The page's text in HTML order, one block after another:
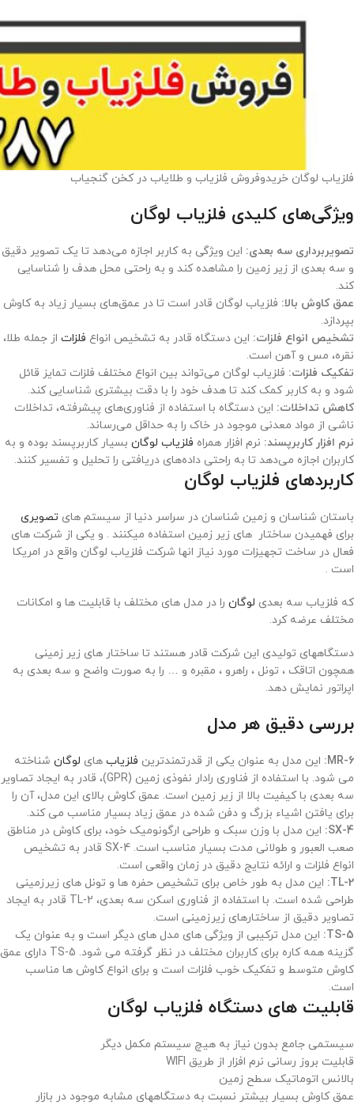
فلزیاب لوگان خریدوفروش فلزیاب و طلایاب در کخن گنجیاب
ویژگی‌های کلیدی فلزیاب لوگان
تصویربرداری سه بعدی: این ویژگی به کاربر اجازه می‌دهد تا یک تصویر دقیق
و سه بعدی از زیر زمین را مشاهده کند و به راحتی محل هدف را شناسایی
کند.
عمق کاوش بالا: فلزیاب لوگان قادر است تا در عمق‌های بسیار زیاد به کاوش
بپردازد.
تشخیص انواع فلزات: این دستگاه قادر به تشخیص انواع فلزات از جمله طلا،
نقره، مس و آهن است.
تفکیک فلزات: فلزیاب لوگان می‌تواند بین انواع مختلف فلزات تمایز قائل
شود و به کاربر کمک کند تا هدف خود را با دقت بیشتری شناسایی کند.
کاهش تداخلات: این دستگاه با استفاده از فناوری‌های پیشرفته، تداخلات
ناشی از مواد معدنی موجود در خاک را به حداقل می‌رساند.
نرم افزار کاربرپسند: نرم افزار همراه فلزیاب لوگان بسیار کاربرپسند بوده و به
کاربران اجازه می‌دهد تا به راحتی داده‌های دریافتی را تحلیل و تفسیر کنند.
کاربردهای فلزیاب لوگان
باستان شناسان و زمین شناسان در سراسر دنیا از سیستم های تصویری
برای فهمیدن ساختار های زیر زمین استفاده میکنند . و یکی از شرکت های
فعال در ساخت تجهیزات مورد نیاز انها شرکت فلزیاب لوگان واقع در امریکا
است .
که فلزیاب سه بعدی لوگان را در مدل های مختلف با قابلیت ها و امکانات
مختلف عرضه کرد.
دستگاههای تولیدی این شرکت قادر هستند تا ساختار های زیر زمینی
همچون اتاقک ، تونل ، راهرو ، مقبره و … را به صورت واضح و سه بعدی به
اپراتور نمایش دهد.
بررسی دقیق هر مدل
MR-6: این مدل به عنوان یکی از قدرتمندترین فلزیاب های لوگان شناخته
می شود. با استفاده از فناوری رادار نفوذی زمین (GPR)، قادر به ایجاد تصاویر
سه بعدی با کیفیت بالا از زیر زمین است. عمق کاوش بالای این مدل، آن را
برای یافتن اشیاء بزرگ و دفن شده در عمق زیاد بسیار مناسب می کند.
SX-4: این مدل با وزن سبک و طراحی ارگونومیک خود، برای کاوش در مناطق
صعب العبور و طولانی مدت بسیار مناسب است. SX-4 قادر به تشخیص
انواع فلزات و ارائه نتایج دقیق در زمان واقعی است.
TL-2: این مدل به طور خاص برای تشخیص حفره ها و تونل های زیرزمینی
طراحی شده است. با استفاده از فناوری اسکن سه بعدی، TL-2 قادر به ایجاد
تصاویر دقیق از ساختارهای زیرزمینی است.
TS-5: این مدل ترکیبی از ویژگی های مدل های دیگر است و به عنوان یک
گزینه همه کاره برای کاربران مختلف در نظر گرفته می شود. TS-5 دارای عمق
کاوش متوسط و تفکیک خوب فلزات است و برای انواع کاوش ها مناسب
است.
قابلیت های دستگاه فلزیاب لوگان
سیستمی جامع بدون نیاز به هیچ سیستم مکمل دیگر
قابلیت بروز رسانی نرم افزار از طریق WIFI
بالانس اتوماتیک سطح زمین
عمق کاوش بسیار بیشتر نسبت به دستگاههای مشابه موجود در بازار